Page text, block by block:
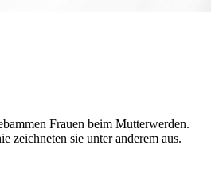
Frauen beim Mutterwerden.
zeichneten sie unter anderem aus.